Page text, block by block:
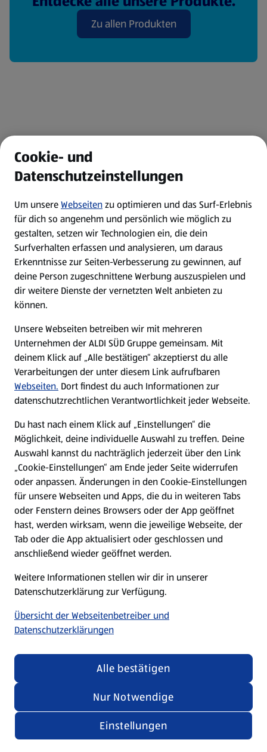
Zu allen Produkten
Angebote
Prospekte
Eigenmarken
ALDI Services
Newsletter
WhatsApp
Über ALDI SÜD
Filialen
E-Ladestationen
Nachhaltigkeit
Hilfe & Kontakt
(öffnet in einem neuen Tab)
Folge uns hier:
Cookie- und
Datenschutzeinstellungen
Um unsereWebseitenzu optimieren und das Surf-Erlebnis
für dich so angenehm und persönlich wie möglich zu
gestalten, setzen wir Technologien ein, die dein
Surfverhalten erfassen und analysieren, um daraus
Erkenntnisse zur Seiten-Verbesserung zu gewinnen, auf
deine Person zugeschnittene Werbung auszuspielen und
dir weitere Dienste der vernetzten Welt anbieten zu
können.
Unsere Webseiten betreiben wir mit mehreren
Unternehmen der ALDI SÜD Gruppe gemeinsam. Mit
deinem Klick auf „Alle bestätigen“ akzeptierst du alle
Verarbeitungen der unter diesem Link aufrufbaren
Webseiten. Dort findest du auch Informationen zur
datenschutzrechtlichen Verantwortlichkeit jeder Webseite.
Du hast nach einem Klick auf „Einstellungen“ die
Möglichkeit, deine individuelle Auswahl zu treffen. Deine
Auswahl kannst du nachträglich jederzeit über den Link
„Cookie-Einstellungen“ am Ende jeder Seite widerrufen
oder anpassen. Änderungen in den Cookie-Einstellungen
für unsere Webseiten und Apps, die du in weiteren Tabs
oder Fenstern deines Browsers oder der App geöffnet
hast, werden wirksam, wenn die jeweilige Webseite, der
Tab oder die App aktualisiert oder geschlossen und
anschließend wieder geöffnet werden.
Weitere Informationen stellen wir dir in unserer
Datenschutzerklärung zur Verfügung.
Übersicht der Webseitenbetreiber und
Datenschutzerklärungen
Einstellungen
Nur Notwendige
Alle bestätigen